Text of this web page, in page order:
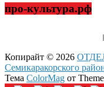
про-культура.рф
Копирайт © 2026
Семикаракорского
Тема ColorMag от